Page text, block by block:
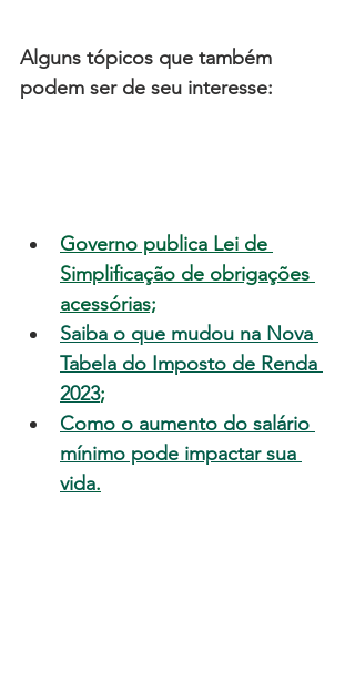
Alguns tópicos que também
podem ser de seu interesse:
Governo publica Lei de
Simplificação de obrigações
acessórias;
Saiba o que mudou na Nova
Tabela do Imposto de Renda
2023;
Como o aumento do salário
mínimo pode impactar sua
vida.